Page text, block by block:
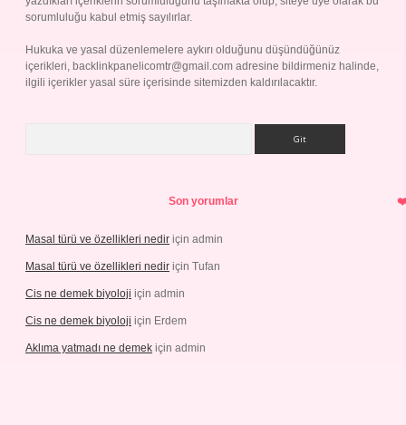
sorumluluğu kabul etmiş sayılırlar.
Hukuka ve yasal düzenlemelere aykırı olduğunu düşündüğünüz
içerikleri, backlinkpanelicomtr@gmail.com adresine bildirmeniz halinde,
ilgili içerikler yasal süre içerisinde sitemizden kaldırılacaktır.
Son yorumlar
Masal türü ve özellikleri nedir için admin
Masal türü ve özellikleri nedir için Tufan
Cis ne demek biyoloji için admin
Cis ne demek biyoloji için Erdem
Aklıma yatmadı ne demek için admin